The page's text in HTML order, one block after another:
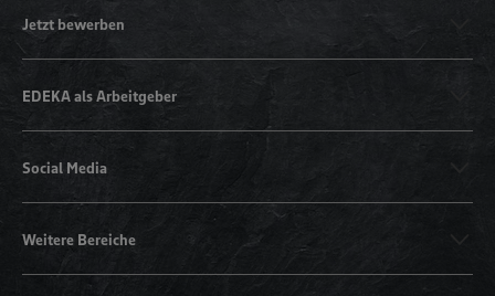
Jetzt bewerben
EDEKA als Arbeitgeber
Social Media
Weitere Bereiche